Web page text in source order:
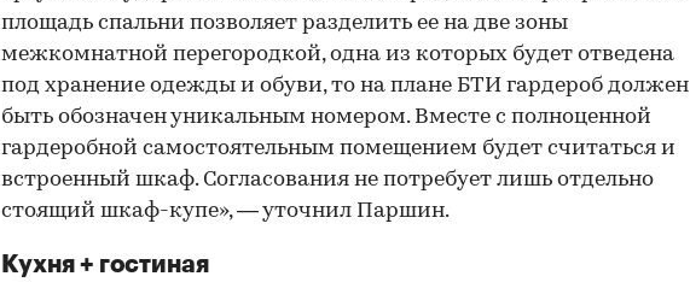
площадь спальни позволяет разделить ее на две зоны
межкомнатной перегородкой, одна из которых будет отведена
под хранение одежды и обуви, то на плане БТИ гардероб должен
быть обозначен уникальным номером. Вместе с полноценной
гардеробной самостоятельным помещением будет считаться и
встроенный шкаф. Согласования не потребует лишь отдельно
стоящий шкаф-купе», — уточнил Паршин.
Кухня + гостиная